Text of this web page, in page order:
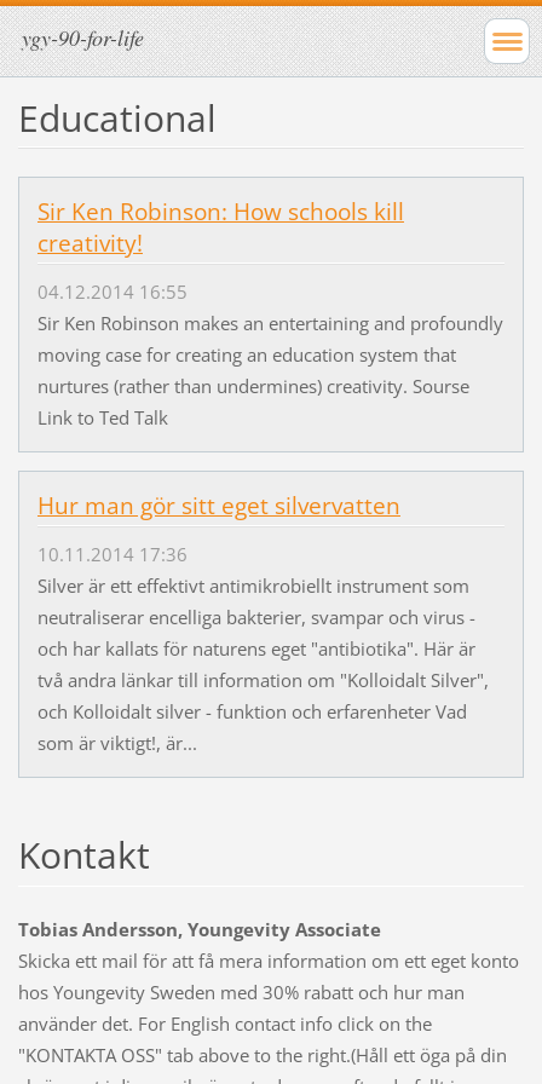
ygy-90-for-life
Educational
Sir Ken Robinson: How schools kill
creativity!
04.12.2014 16:55
Sir Ken Robinson makes an entertaining and profoundly
moving case for creating an education system that
nurtures (rather than undermines) creativity. Sourse
Link to Ted Talk
Hur man gör sitt eget silvervatten
10.11.2014 17:36
Silver är ett effektivt antimikrobiellt instrument som
neutraliserar encelliga bakterier, svampar och virus -
och har kallats för naturens eget "antibiotika". Här är
två andra länkar till information om "Kolloidalt Silver",
och Kolloidalt silver - funktion och erfarenheter Vad
som är viktigt!, är...
Kontakt
Tobias Andersson, Youngevity Associate
Skicka ett mail för att få mera information om ett eget konto
hos Youngevity Sweden med 30% rabatt och hur man
använder det. For English contact info click on the
"KONTAKTA OSS" tab above to the right.(Håll ett öga på din